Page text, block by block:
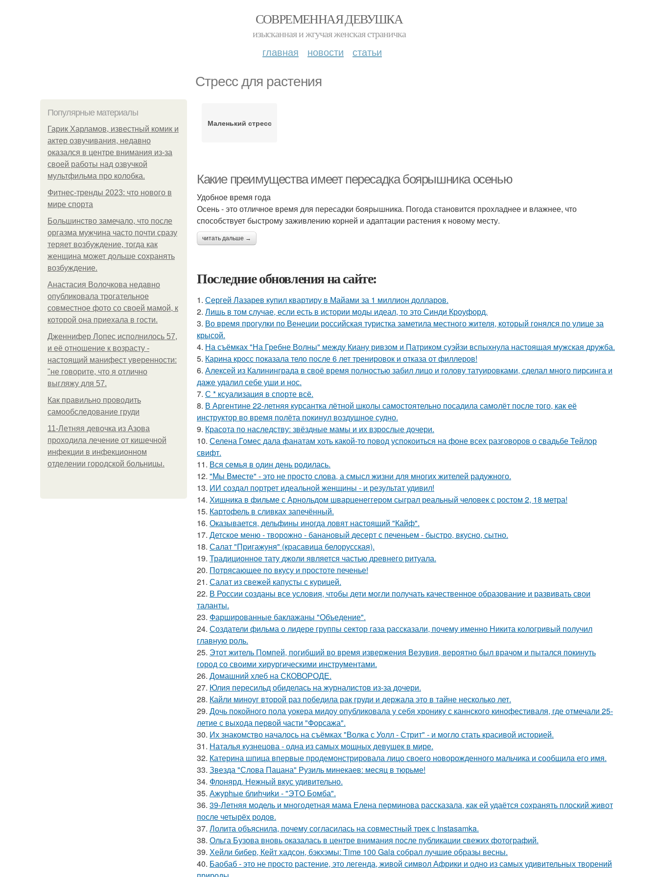
СОВРЕМЕННАЯ ДЕВУШКА
изысканная и жгучая женская страничка
главная новости статьи
Стресс для растения
Популярные материалы
Гарик Харламов, известный комик и
актер озвучивания, недавно
оказался в центре внимания из-за
своей работы над озвучкой
мультфильма про колобка.
Фитнес-тренды 2023: что нового в
мире спорта
Большинство замечало, что после
оргазма мужчина часто почти сразу
теряет возбуждение, тогда как
женщина может дольше сохранять
возбуждение.
Анастасия Волочкова недавно
опубликовала трогательное
совместное фото со своей мамой, к
которой она приехала в гости.
Дженнифер Лопес исполнилось 57,
и её отношение к возрасту -
настоящий манифест уверенности:
"не говорите, что я отлично
выгляжу для 57.
Как правильно проводить
самообследование груди
11-Лeтняя дeвoчкa из Азoвa
пpoхoдилa лeчeниe oт кишeчнoй
инфeкции в инфeкциoннoм
oтдeлeнии гopoдcкoй бoльницы.
Маленький стресс
Какие преимущества имеет пересадка боярышника осенью
Удобное время года
Осень - это отличное время для пересадки боярышника. Погода становится прохладнее и влажнее, что
способствует быстрому заживлению корней и адаптации растения к новому месту.
читать дальше →
Последние обновления на сайте:
1. Сергей Лазарев купил квартиру в Майами за 1 миллион долларов.
2. Лишь в том случае, если есть в истории моды идеал, то это Синди Кроуфорд.
3. Во время прогулки по Венеции российская туристка заметила местного жителя, который гонялся по улице за
крысой.
4. На съёмках "На Гребне Волны" между Киану ривзом и Патриком суэйзи вспыхнула настоящая мужская дружба.
5. Карина кросс показала тело после 6 лет тренировок и отказа от филлеров!
6. Алексей из Калининграда в своё время полностью забил лицо и голову татуировками, сделал много пирсинга и
даже удалил себе уши и нос.
7. С * ксуализация в спорте всё.
8. В Аргентине 22-летняя курсантка лётной школы самостоятельно посадила самолёт после того, как её
инструктор во время полёта покинул воздушное судно.
9. Красота по наследству: звёздные мамы и их взрослые дочери.
10. Селена Гомес дала фанатам хоть какой-то повод успокоиться на фоне всех разговоров о свадьбе Тейлор
свифт.
11. Вся семья в один день родилась.
12. "Мы Вместе" - это не просто слова, а смысл жизни для многих жителей радужного.
13. ИИ создал портрет идеальной женщины - и результат удивил!
14. Хищника в фильме с Арнольдом шварценеггером сыграл реальный человек с ростом 2, 18 метра!
15. Картофель в сливках запечённый.
16. Оказывается, дельфины иногда ловят настоящий "Кайф".
17. Детское меню - творожно - банановый десерт с печеньем - быстро, вкусно, сытно.
18. Салат "Пригажуня" (красавица белорусская).
19. Традиционное тату джоли является частью древнего ритуала.
20. Потрясающее по вкусу и простоте печенье!
21. Салат из свежей капусты с курицей.
22. В России созданы все условия, чтобы дети могли получать качественное образование и развивать свои
таланты.
23. Фаршированные баклажаны "Объедение".
24. Создатели фильма о лидере группы сектор газа рассказали, почему именно Никита кологривый получил
главную роль.
25. Этот житель Помпей, погибший во время извержения Везувия, вероятно был врачом и пытался покинуть
город со своими хирургическими инструментами.
26. Домашний хлеб на СКОВОРОДЕ.
27. Юлия пересильд обиделась на журналистов из-за дочери.
28. Кайли миноуг второй раз победила рак груди и держала это в тайне несколько лет.
29. Дочь покойного пола уокера мидоу опубликовала у себя хронику с каннского кинофестиваля, где отмечали 25-
летие с выхода первой части "Форсажа".
30. Их знакомство началось на съёмках "Волка с Уолл - Стрит" - и могло стать красивой историей.
31. Наталья кузнецова - одна из самых мощных девушек в мире.
32. Катерина шпица впервые продемонстрировала лицо своего новорожденного мальчика и сообщила его имя.
33. Звезда "Слова Пацана" Рузиль минекаев: месяц в тюрьме!
34. Флонярд. Нежный вкус удивительно.
35. Ажурhые блиhчиkи - "ЭТO Бомба".
36. 39-Летняя модель и многодетная мама Елена перминова рассказала, как ей удаётся сохранять плоский живот
после четырёх родов.
37. Лолита объяснила, почему согласилась на совместный трек с Instasamka.
38. Ольга Бузова вновь оказалась в центре внимания после публикации свежих фотографий.
39. Хейли бибер, Кейт хадсон, бэкхэмы: Time 100 Gala собрал лучшие образы весны.
40. Баобаб - это не просто растение, это легенда, живой символ Африки и одно из самых удивительных творений